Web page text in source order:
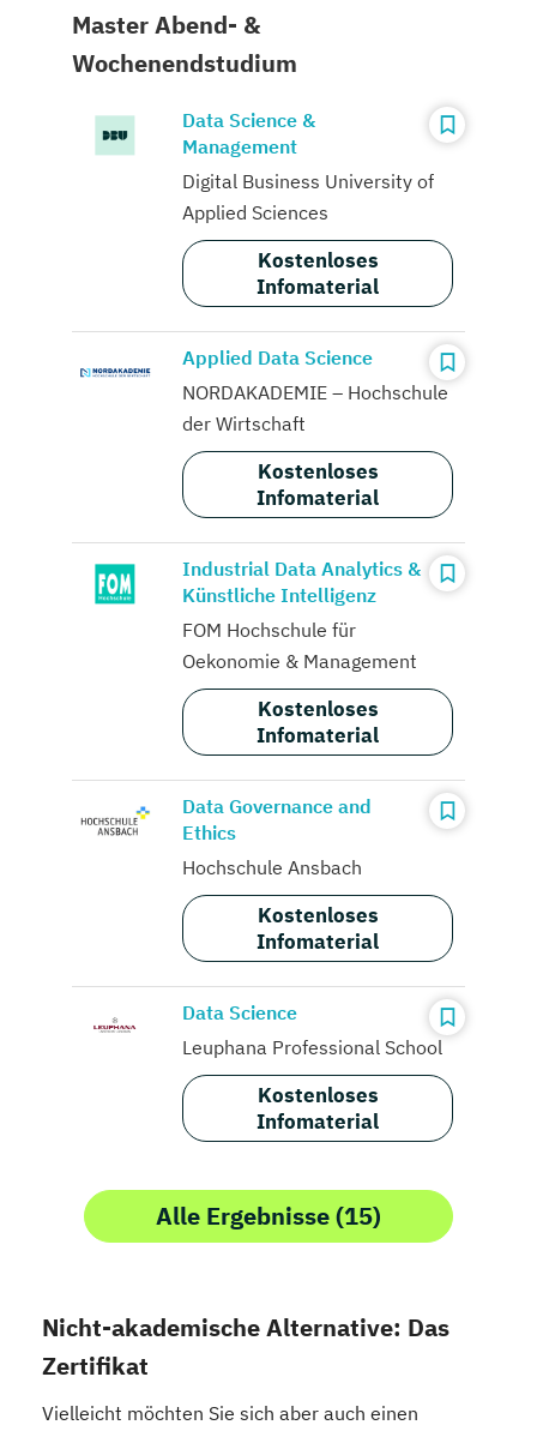
Master Abend- &
Wochenendstudium
Data Science &
Management
Digital Business University of
Applied Sciences
Kostenloses
Infomaterial
Applied Data Science
NORDAKADEMIE – Hochschule
der Wirtschaft
Kostenloses
Infomaterial
Industrial Data Analytics &
Künstliche Intelligenz
FOM Hochschule für
Oekonomie & Management
Kostenloses
Infomaterial
Data Governance and
Ethics
Hochschule Ansbach
Kostenloses
Infomaterial
Data Science
Leuphana Professional School
Kostenloses
Infomaterial
Alle Ergebnisse (15)
Nicht-akademische Alternative: Das
Zertifikat
Vielleicht möchten Sie sich aber auch einen